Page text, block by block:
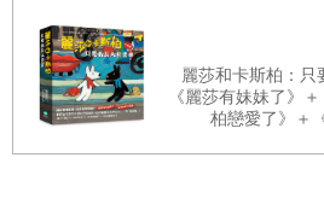
尾巴烤得香香脆脆，是小女孩期盼
繪的閣樓也令人嚮往：混合了灰塵
孩童年遊憩休息的小小祕密天地。
麗莎和卡斯柏：只
《麗莎有妹妹了》
柏戀愛了》＋